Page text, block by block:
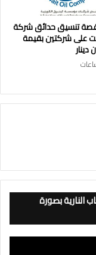
تنسيق حدائق شركة
على شركتين بقيمة
بصورة